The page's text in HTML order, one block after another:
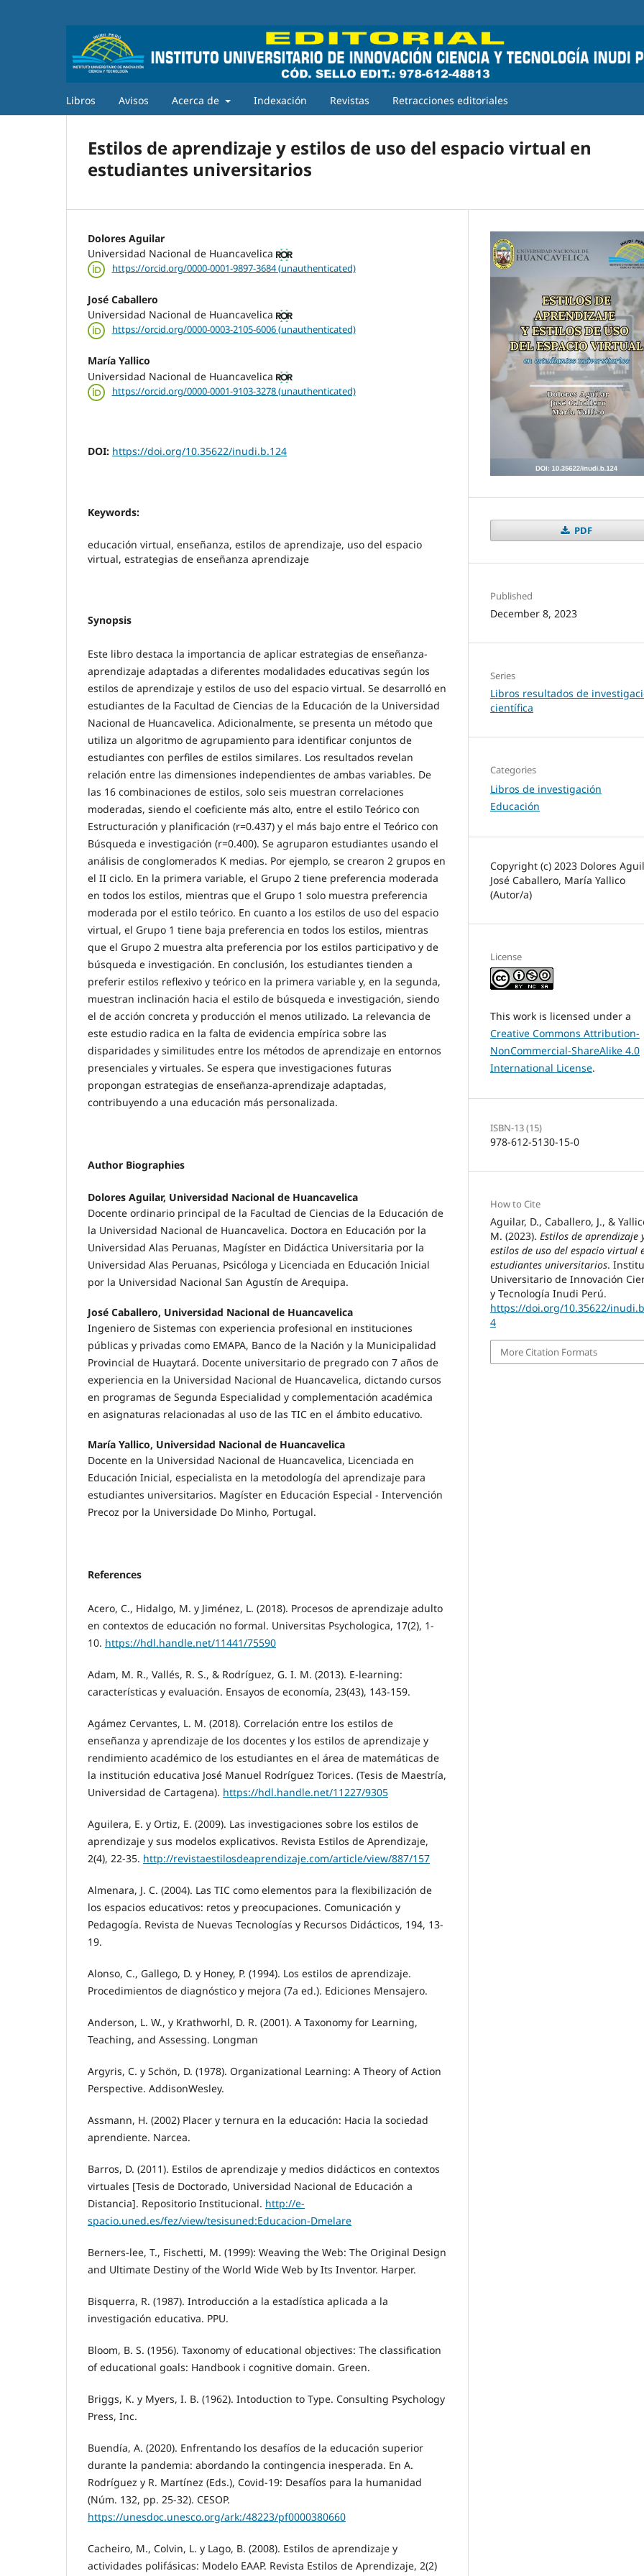
Libros Avisos Acerca de Indexación Revistas Retracciones editoriales
Estilos de aprendizaje y estilos de uso del espacio virtual en
estudiantes universitarios
Dolores Aguilar
Universidad Nacional de Huancavelica
https://orcid.org/0000-0001-9897-3684 (unauthenticated)
José Caballero
Universidad Nacional de Huancavelica
https://orcid.org/0000-0003-2105-6006 (unauthenticated)
María Yallico
Universidad Nacional de Huancavelica
https://orcid.org/0000-0001-9103-3278 (unauthenticated)
DOI: https://doi.org/10.35622/inudi.b.124
Keywords:
educación virtual, enseñanza, estilos de aprendizaje, uso del espacio
virtual, estrategias de enseñanza aprendizaje
Synopsis
Este libro destaca la importancia de aplicar estrategias de enseñanza-
aprendizaje adaptadas a diferentes modalidades educativas según los
estilos de aprendizaje y estilos de uso del espacio virtual. Se desarrolló en
estudiantes de la Facultad de Ciencias de la Educación de la Universidad
Nacional de Huancavelica. Adicionalmente, se presenta un método que
utiliza un algoritmo de agrupamiento para identificar conjuntos de
estudiantes con perfiles de estilos similares. Los resultados revelan
relación entre las dimensiones independientes de ambas variables. De
las 16 combinaciones de estilos, solo seis muestran correlaciones
moderadas, siendo el coeficiente más alto, entre el estilo Teórico con
Estructuración y planificación (r=0.437) y el más bajo entre el Teórico con
Búsqueda e investigación (r=0.400). Se agruparon estudiantes usando el
análisis de conglomerados K medias. Por ejemplo, se crearon 2 grupos en
el II ciclo. En la primera variable, el Grupo 2 tiene preferencia moderada
en todos los estilos, mientras que el Grupo 1 solo muestra preferencia
moderada por el estilo teórico. En cuanto a los estilos de uso del espacio
virtual, el Grupo 1 tiene baja preferencia en todos los estilos, mientras
que el Grupo 2 muestra alta preferencia por los estilos participativo y de
búsqueda e investigación. En conclusión, los estudiantes tienden a
preferir estilos reflexivo y teórico en la primera variable y, en la segunda,
muestran inclinación hacia el estilo de búsqueda e investigación, siendo
el de acción concreta y producción el menos utilizado. La relevancia de
este estudio radica en la falta de evidencia empírica sobre las
disparidades y similitudes entre los métodos de aprendizaje en entornos
presenciales y virtuales. Se espera que investigaciones futuras
propongan estrategias de enseñanza-aprendizaje adaptadas,
contribuyendo a una educación más personalizada.
Author Biographies
Dolores Aguilar, Universidad Nacional de Huancavelica
Docente ordinario principal de la Facultad de Ciencias de la Educación de
la Universidad Nacional de Huancavelica. Doctora en Educación por la
Universidad Alas Peruanas, Magíster en Didáctica Universitaria por la
Universidad Alas Peruanas, Psicóloga y Licenciada en Educación Inicial
por la Universidad Nacional San Agustín de Arequipa.
José Caballero, Universidad Nacional de Huancavelica
Ingeniero de Sistemas con experiencia profesional en instituciones
públicas y privadas como EMAPA, Banco de la Nación y la Municipalidad
Provincial de Huaytará. Docente universitario de pregrado con 7 años de
experiencia en la Universidad Nacional de Huancavelica, dictando cursos
en programas de Segunda Especialidad y complementación académica
en asignaturas relacionadas al uso de las TIC en el ámbito educativo.
María Yallico, Universidad Nacional de Huancavelica
Docente en la Universidad Nacional de Huancavelica, Licenciada en
Educación Inicial, especialista en la metodología del aprendizaje para
estudiantes universitarios. Magíster en Educación Especial - Intervención
Precoz por la Universidade Do Minho, Portugal.
References
Acero, C., Hidalgo, M. y Jiménez, L. (2018). Procesos de aprendizaje adulto
en contextos de educación no formal. Universitas Psychologica, 17(2), 1-
10. https://hdl.handle.net/11441/75590
Adam, M. R., Vallés, R. S., & Rodríguez, G. I. M. (2013). E-learning:
características y evaluación. Ensayos de economía, 23(43), 143-159.
Agámez Cervantes, L. M. (2018). Correlación entre los estilos de
enseñanza y aprendizaje de los docentes y los estilos de aprendizaje y
rendimiento académico de los estudiantes en el área de matemáticas de
la institución educativa José Manuel Rodríguez Torices. (Tesis de Maestría,
Universidad de Cartagena). https://hdl.handle.net/11227/9305
Aguilera, E. y Ortiz, E. (2009). Las investigaciones sobre los estilos de
aprendizaje y sus modelos explicativos. Revista Estilos de Aprendizaje,
2(4), 22-35. http://revistaestilosdeaprendizaje.com/article/view/887/157
Almenara, J. C. (2004). Las TIC como elementos para la flexibilización de
los espacios educativos: retos y preocupaciones. Comunicación y
Pedagogía. Revista de Nuevas Tecnologías y Recursos Didácticos, 194, 13-
19.
Alonso, C., Gallego, D. y Honey, P. (1994). Los estilos de aprendizaje.
Procedimientos de diagnóstico y mejora (7a ed.). Ediciones Mensajero.
Anderson, L. W., y Krathworhl, D. R. (2001). A Taxonomy for Learning,
Teaching, and Assessing. Longman
Argyris, C. y Schön, D. (1978). Organizational Learning: A Theory of Action
Perspective. AddisonWesley.
Assmann, H. (2002) Placer y ternura en la educación: Hacia la sociedad
aprendiente. Narcea.
Barros, D. (2011). Estilos de aprendizaje y medios didácticos en contextos
virtuales [Tesis de Doctorado, Universidad Nacional de Educación a
Distancia]. Repositorio Institucional. http://e-
spacio.uned.es/fez/view/tesisuned:Educacion-Dmelare
Berners-lee, T., Fischetti, M. (1999): Weaving the Web: The Original Design
and Ultimate Destiny of the World Wide Web by Its Inventor. Harper.
Bisquerra, R. (1987). Introducción a la estadística aplicada a la
investigación educativa. PPU.
Bloom, B. S. (1956). Taxonomy of educational objectives: The classification
of educational goals: Handbook i cognitive domain. Green.
Briggs, K. y Myers, I. B. (1962). Intoduction to Type. Consulting Psychology
Press, Inc.
Buendía, A. (2020). Enfrentando los desafíos de la educación superior
durante la pandemia: abordando la contingencia inesperada. En A.
Rodríguez y R. Martínez (Eds.), Covid-19: Desafíos para la humanidad
(Núm. 132, pp. 25-32). CESOP.
https://unesdoc.unesco.org/ark:/48223/pf0000380660
Cacheiro, M., Colvin, L. y Lago, B. (2008). Estilos de aprendizaje y
actividades polifásicas: Modelo EAAP. Revista Estilos de Aprendizaje, 2(2)
PDF
Published
December 8, 2023
Series
Libros resultados de
científica
Categories
Libros de investigación
Educación
Copyright (c) 2023 Dolores
José Caballero, María Yallico
(Autor/a)
License
This work is licensed under a
Creative Commons Attribution-
NonCommercial-ShareAlike 4.0
International License.
ISBN-13 (15)
978-612-5130-15-0
How to Cite
Aguilar, D., Caballero, J., &
M. (2023). Estilos de aprendizaje
estilos de uso del espacio virtual
estudiantes universitarios.
Universitario de Innovación
y Tecnología Inudi Perú.
https://doi.org/10.35622/
4
More Citation Formats